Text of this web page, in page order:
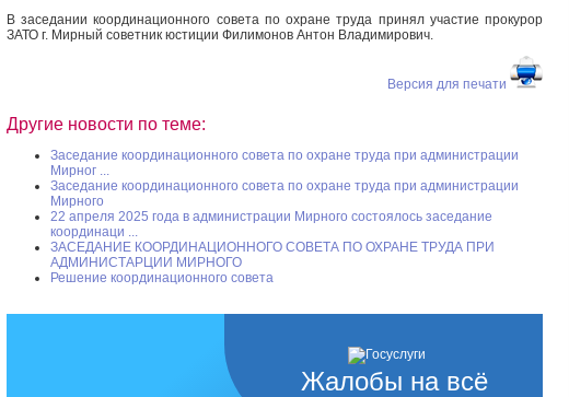
В заседании координационного совета по охране труда принял участие прокурор
ЗАТО г. Мирный советник юстиции Филимонов Антон Владимирович.
Версия для печати
Другие новости по теме:
Заседание координационного совета по охране труда при администрации
Мирног ...
Заседание координационного совета по охране труда при администрации
Мирного
22 апреля 2025 года в администрации Мирного состоялось заседание
координаци ...
ЗАСЕДАНИЕ КООРДИНАЦИОННОГО СОВЕТА ПО ОХРАНЕ ТРУДА ПРИ
АДМИНИСТАРЦИИ МИРНОГО
Решение координационного совета
Жалобы на всё